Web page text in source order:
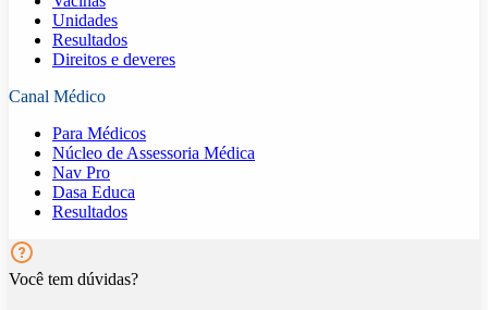
Unidades
Resultados
Direitos e deveres
Canal Médico
Para Médicos
Núcleo de Assessoria Médica
Nav Pro
Dasa Educa
Resultados
Você tem dúvidas?